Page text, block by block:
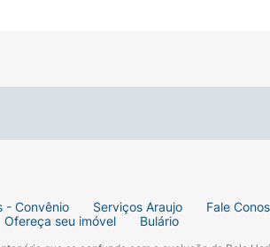
- Convênio Serviços Araujo
Fale
Ofereça seu imóvel Bulário